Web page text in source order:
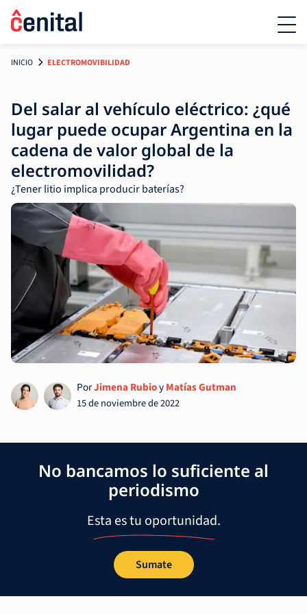
INICIO ELECTROMOVIBILIDAD
Del salar al vehículo eléctrico: ¿qué
lugar puede ocupar Argentina en la
cadena de valor global de la
electromovilidad?
¿Tener litio implica producir baterías?
PorJimena RubioyMatías Gutman
15 de noviembre de 2022
No bancamos lo suficiente al
periodismo
Esta es tu oportunidad.
Sumate